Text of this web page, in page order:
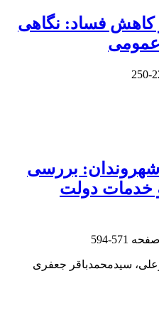
کاهش فساد: نگاهی
عمومی
شهروندان: بررسی
دولت
571-594
سیدمحمدباقر جعفری